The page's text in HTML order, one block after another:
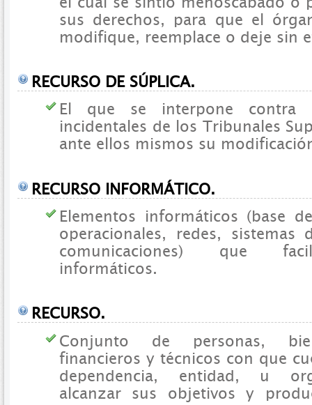
sus derechos, para que el
modifique, reemplace o deje sin
RECURSO DE SÚPLICA.
El que se interpone contra
incidentales de los Tribunales
ante ellos mismos su
RECURSO INFORMÁTICO.
Elementos informáticos (base
operacionales, redes, sistemas
comunicaciones) que
informáticos.
RECURSO.
Conjunto de personas,
financieros y técnicos con que
dependencia, entidad, u
alcanzar sus objetivos y